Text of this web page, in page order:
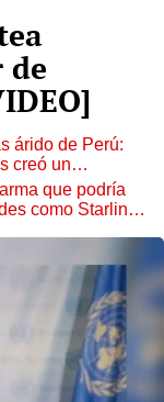
de
árido de Perú:
creó un
que podría
como Starlink